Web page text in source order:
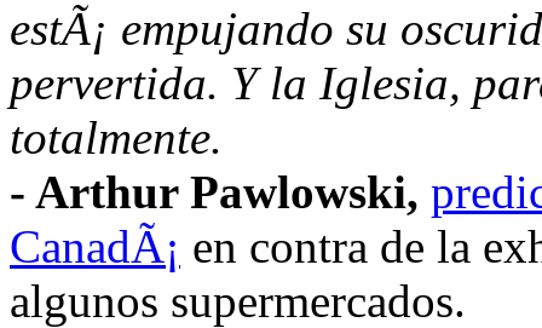
estÃ¡ empujando su
pervertida. Y la Iglesia,
totalmente.
- Arthur Pawlowski,
CanadÃ¡ en contra de la
algunos supermercados.